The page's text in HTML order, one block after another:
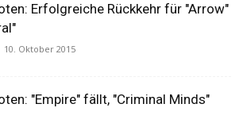
Erfolgreiche Rückkehr für "Arrow"
10. Oktober 2015
"Empire" fällt, "Criminal Minds"